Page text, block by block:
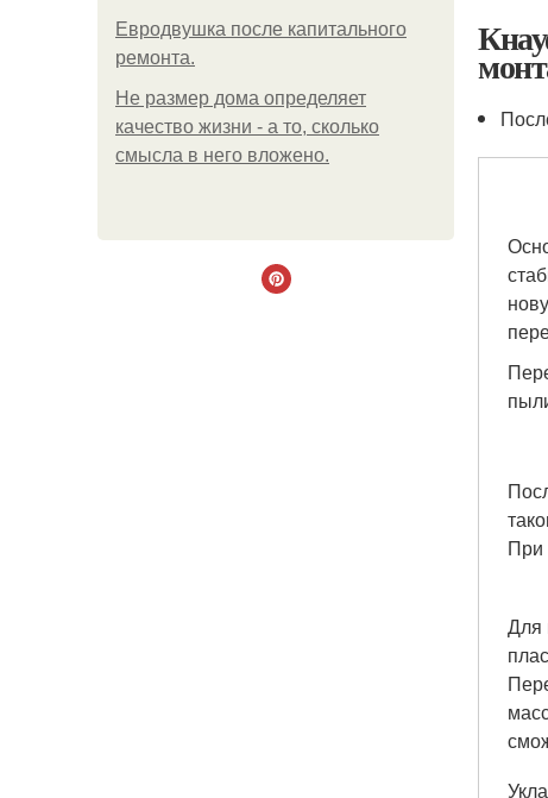
Евродвушка после капитального
ремонта.
Не размер дома определяет
качество жизни - а то, сколько
смысла в него вложено.
При
Для